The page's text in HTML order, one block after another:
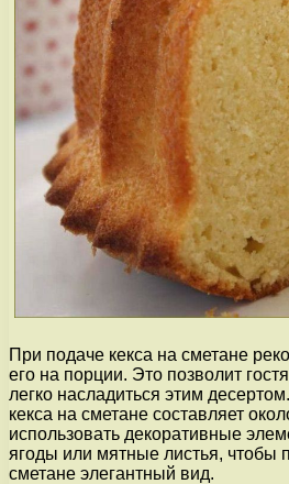
При подаче кекса на сметане
его на порции. Это позволит
легко насладиться этим
кекса на сметане составляет
использовать декоративные
ягоды или мятные листья, чтобы
сметане элегантный вид.